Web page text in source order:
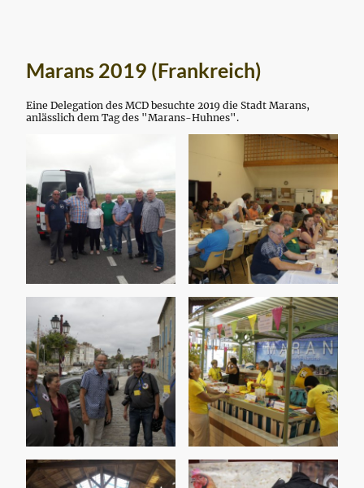
Marans 2019 (Frankreich)
Eine Delegation des MCD besuchte 2019 die Stadt Marans,
anlässlich dem Tag des "Marans-Huhnes".